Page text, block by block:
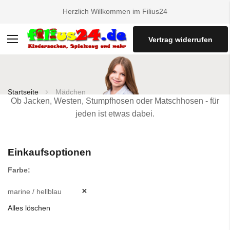
Herzlich Willkommen im Filius24
Navigation
Vertrag widerrufen
Startseite Mädchen
Ob Jacken, Westen, Stumpfhosen oder Matschhosen - für
jeden ist etwas dabei.
Einkaufsoptionen
Farbe
marine / hellblau
Alles löschen